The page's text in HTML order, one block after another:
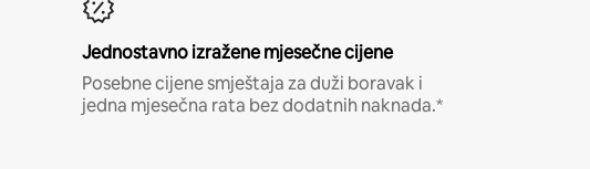
Jednostavno izražene mjesečne cijene
Posebne cijene smještaja za duži boravak i
jedna mjesečna rata bez dodatnih naknada.*